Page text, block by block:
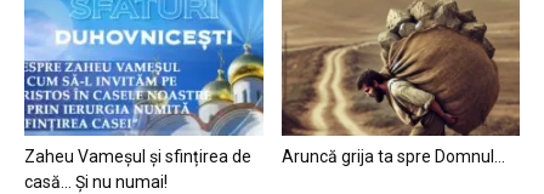
Zaheu Vameșul și sfințirea de
casă… Și nu numai!
Aruncă grija ta spre Domnul…